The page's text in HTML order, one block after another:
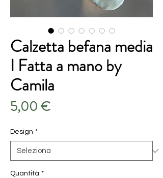
Calzetta befana media
I Fatta a mano by
Camila
5,00 €Prezzo
Design *
Quantità *